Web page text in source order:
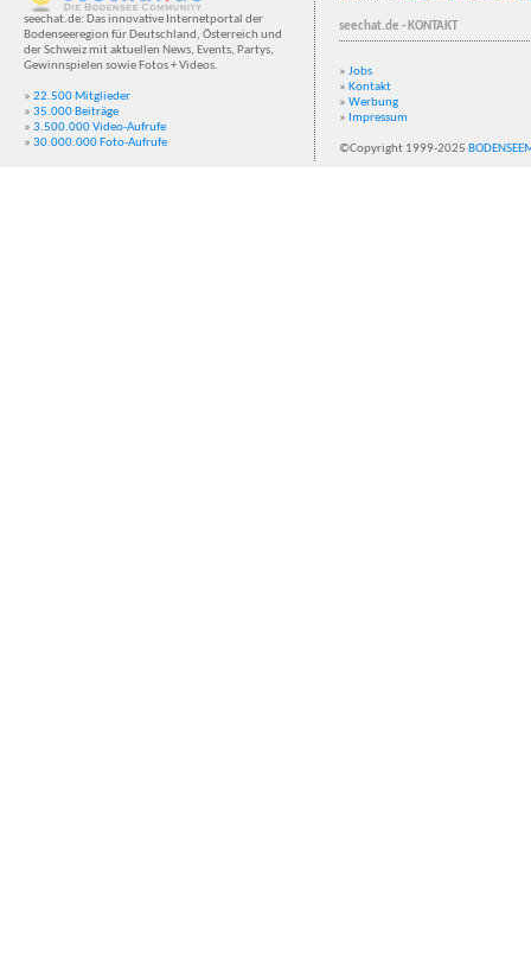
seechat.de: Das innovative Internetportal der
Bodenseeregion für Deutschland, Österreich und
der Schweiz mit aktuellen News, Events, Partys,
Gewinnspielen sowie Fotos + Videos.
» 22.500 Mitglieder
» 35.000 Beiträge
» 3.500.000 Video-Aufrufe
» 30.000.000 Foto-Aufrufe
seechat.de - KONTAKT
» Jobs
» Kontakt
» Werbung
» Impressum
©Copyright 1999-2025